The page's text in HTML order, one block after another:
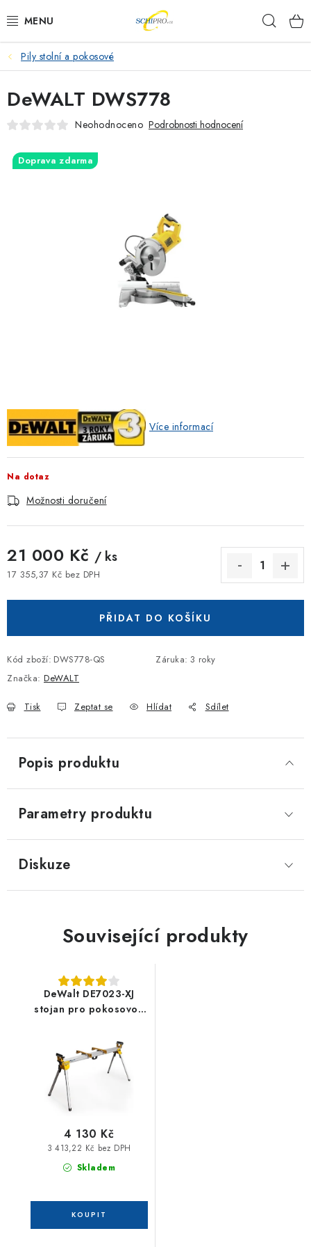
na
AKU NÁŘADÍ
ELEKTRICKÉ NÁŘADÍ
PŘÍSLUŠENSTVÍ
MĚŘÍCÍ TECHNIKA
Online platby Comgate
Pily stolní a pokosové
Více informací
Na dotaz
Možnosti doručení
21 000 Kč / ks
17 355,37 Kč bez DPH
PŘIDAT DO KOŠÍKU
Kód zboží: DWS778-QS Záruka: 3 roky
Značka: DeWALT
Tisk Zeptat se Hlídat Sdílet
DeWALT DWS778
Neohodnoceno Podrobnosti hodnocení
Doprava zdarma
Popis produktu
Parametry produktu
Diskuze
Související produkty
DeWalt DE7023-XJ
stojan pro pokosovou
Skladem
3 413,22 Kč bez DPH
4 130 Kč